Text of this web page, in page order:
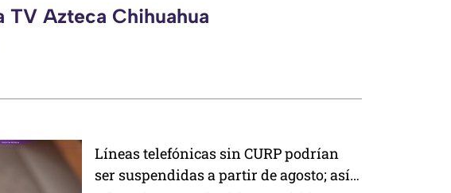
TV Azteca Chihuahua
Líneas telefónicas sin CURP podrían
ser suspendidas a partir de agosto; así